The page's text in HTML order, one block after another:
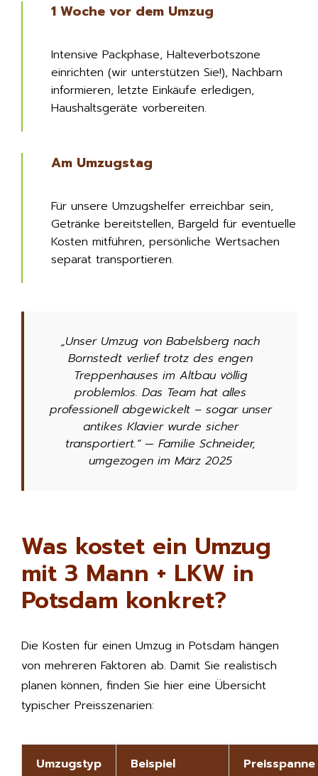
1 Woche vor dem Umzug
Intensive Packphase, Halteverbotszone
einrichten (wir unterstützen Sie!), Nachbarn
informieren, letzte Einkäufe erledigen,
Haushaltsgeräte vorbereiten.
Am Umzugstag
Für unsere Umzugshelfer erreichbar sein,
Getränke bereitstellen, Bargeld für eventuelle
Kosten mitführen, persönliche Wertsachen
separat transportieren.
„Unser Umzug von Babelsberg nach
Bornstedt verlief trotz des engen
Treppenhauses im Altbau völlig
problemlos. Das Team hat alles
professionell abgewickelt – sogar unser
antikes Klavier wurde sicher
transportiert.“ — Familie Schneider,
umgezogen im März 2025
Was kostet ein Umzug
mit 3 Mann + LKW in
Potsdam konkret?
Die Kosten für einen Umzug in Potsdam hängen
von mehreren Faktoren ab. Damit Sie realistisch
planen können, finden Sie hier eine Übersicht
typischer Preisszenarien:
Umzugstyp Beispiel Preisspanne